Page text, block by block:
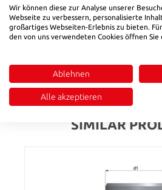
Description
SIMILAR
Wir können diese zur Analyse unserer
Webseite zu verbessern, personalisierte
großartiges Webseiten-Erlebnis zu bieten.
den von uns verwendeten Cookies öffnen Sie
Ablehnen
Alle akzeptieren